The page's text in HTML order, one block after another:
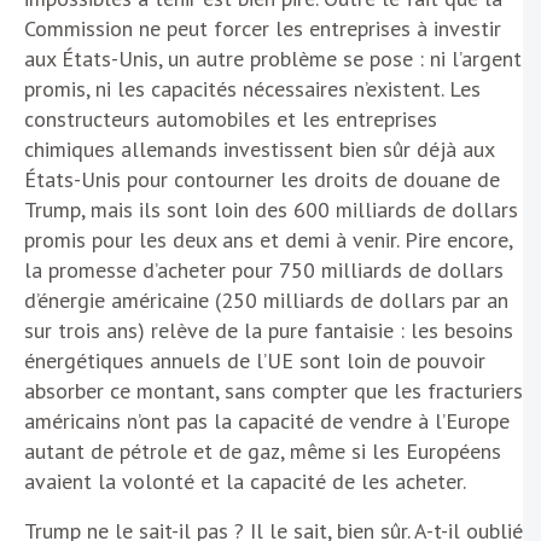
Commission ne peut forcer les entreprises à investir
aux États-Unis, un autre problème se pose : ni l’argent
promis, ni les capacités nécessaires n’existent. Les
constructeurs automobiles et les entreprises
chimiques allemands investissent bien sûr déjà aux
États-Unis pour contourner les droits de douane de
Trump, mais ils sont loin des 600 milliards de dollars
promis pour les deux ans et demi à venir. Pire encore,
la promesse d’acheter pour 750 milliards de dollars
d’énergie américaine (250 milliards de dollars par an
sur trois ans) relève de la pure fantaisie : les besoins
énergétiques annuels de l’UE sont loin de pouvoir
absorber ce montant, sans compter que les fracturiers
américains n’ont pas la capacité de vendre à l’Europe
autant de pétrole et de gaz, même si les Européens
avaient la volonté et la capacité de les acheter.
Trump ne le sait-il pas ? Il le sait, bien sûr. A-t-il oublié